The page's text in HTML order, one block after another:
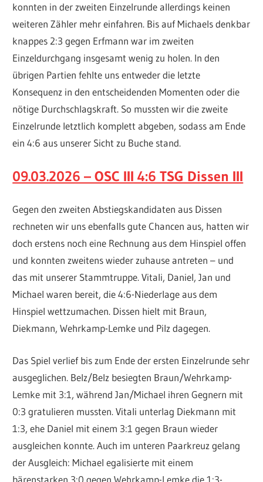
konnten in der zweiten Einzelrunde allerdings keinen
weiteren Zähler mehr einfahren. Bis auf Michaels denkbar
knappes 2:3 gegen Erfmann war im zweiten
Einzeldurchgang insgesamt wenig zu holen. In den
übrigen Partien fehlte uns entweder die letzte
Konsequenz in den entscheidenden Momenten oder die
nötige Durchschlagskraft. So mussten wir die zweite
Einzelrunde letztlich komplett abgeben, sodass am Ende
ein 4:6 aus unserer Sicht zu Buche stand.
09.03.2026 – OSC III 4:6 TSG Dissen III
Gegen den zweiten Abstiegskandidaten aus Dissen
rechneten wir uns ebenfalls gute Chancen aus, hatten wir
doch erstens noch eine Rechnung aus dem Hinspiel offen
und konnten zweitens wieder zuhause antreten – und
das mit unserer Stammtruppe. Vitali, Daniel, Jan und
Michael waren bereit, die 4:6-Niederlage aus dem
Hinspiel wettzumachen. Dissen hielt mit Braun,
Diekmann, Wehrkamp-Lemke und Pilz dagegen.
Das Spiel verlief bis zum Ende der ersten Einzelrunde sehr
ausgeglichen. Belz/Belz besiegten Braun/Wehrkamp-
Lemke mit 3:1, während Jan/Michael ihren Gegnern mit
0:3 gratulieren mussten. Vitali unterlag Diekmann mit
1:3, ehe Daniel mit einem 3:1 gegen Braun wieder
ausgleichen konnte. Auch im unteren Paarkreuz gelang
der Ausgleich: Michael egalisierte mit einem
bärenstarken 3:0 gegen Wehrkamp-Lemke die 1:3-